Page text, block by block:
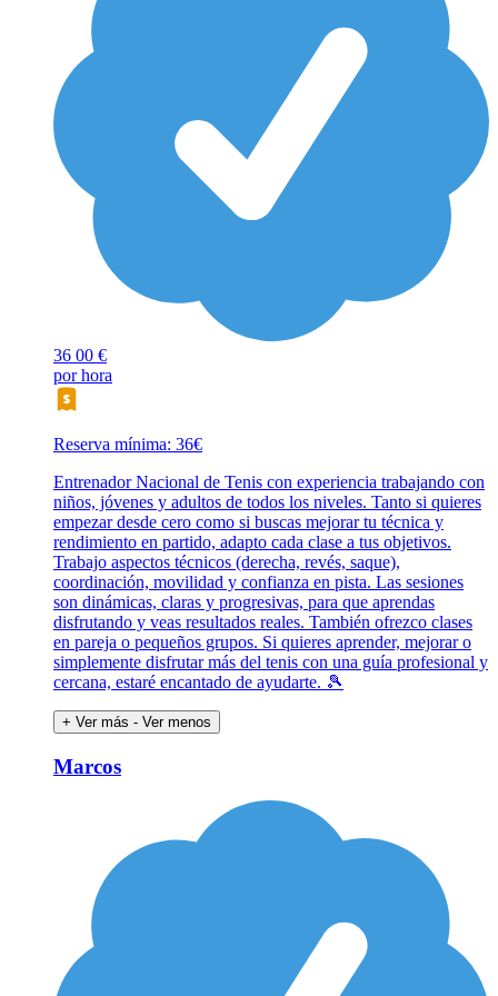
36 00 €
por hora
Reserva mínima: 36€
Entrenador Nacional de Tenis con experiencia trabajando con
niños, jóvenes y adultos de todos los niveles. Tanto si quieres
empezar desde cero como si buscas mejorar tu técnica y
rendimiento en partido, adapto cada clase a tus objetivos.
Trabajo aspectos técnicos (derecha, revés, saque),
coordinación, movilidad y confianza en pista. Las sesiones
son dinámicas, claras y progresivas, para que aprendas
disfrutando y veas resultados reales. También ofrezco clases
en pareja o pequeños grupos. Si quieres aprender, mejorar o
simplemente disfrutar más del tenis con una guía profesional y
cercana, estaré encantado de ayudarte. 🎾
+ Ver más - Ver menos
Marcos